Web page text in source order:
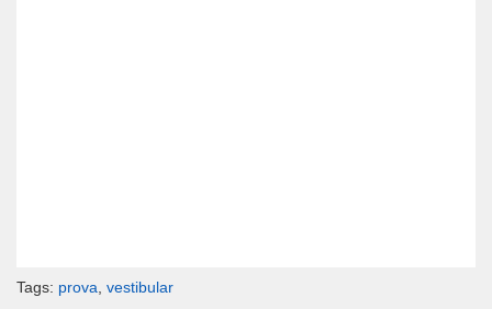
Tags: prova vestibular